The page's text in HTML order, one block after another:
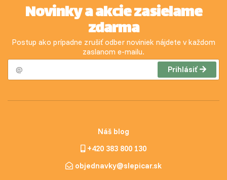
Novinky a akcie zasielame
zdarma
Postup ako prípadne zrušiť odber noviniek nájdete v každom
zaslanom e-mailu.
Prihlásiť
Náš blog
+420 383 800 130
objednavky@slepicar.sk